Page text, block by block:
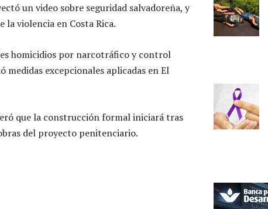
un video sobre seguridad salvadoreña, y
la violencia en Costa Rica.
homicidios por narcotráfico y control
excepcionales aplicadas en El
que la construcción formal iniciará tras
del proyecto penitenciario.